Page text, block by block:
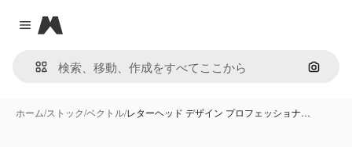
Close menu
Magnific
画像で
ホーム/ストック/ベクトル/レターヘッド デザイン プロフェッショナ…